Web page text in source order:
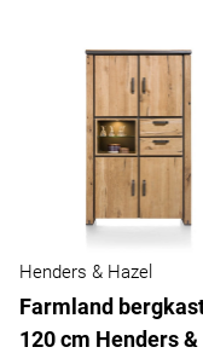
Henders & Hazel
Farmland
120 cm Henders &